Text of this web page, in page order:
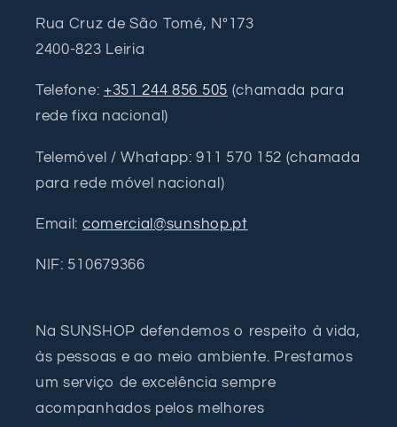
Rua Cruz de São Tomé, Nº173
2400-823 Leiria
Telefone: +351 244 856 505 (chamada para
rede fixa nacional)
Telemóvel / Whatapp: 911 570 152 (chamada
para rede móvel nacional)
Email: comercial@sunshop.pt
NIF: 510679366
Na SUNSHOP defendemos o respeito à vida,
às pessoas e ao meio ambiente. Prestamos
um serviço de excelência sempre
acompanhados pelos melhores